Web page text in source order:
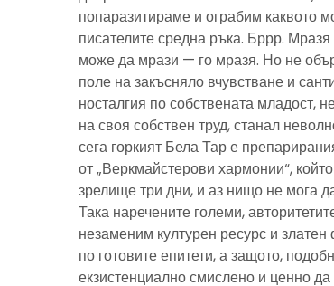
попаразитираме и ограбим каквото
писателите средна ръка. Бррр.
може да мрази — го мразя. Но не
поле на закъсняло вчувстване и
носталгия по собствената младост,
на своя собствен труд, станал
сега горкият Бела Тар е
от „Веркмайстерови хармонии“,
зрелище три дни, и аз нищо не мога
Така наречените големи,
незаменим културен ресурс и
по готовите епитети, а защото,
екзистенциално смислено и ценно